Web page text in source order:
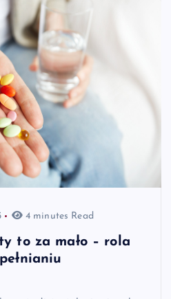
4 minutes Read
to za mało – rola